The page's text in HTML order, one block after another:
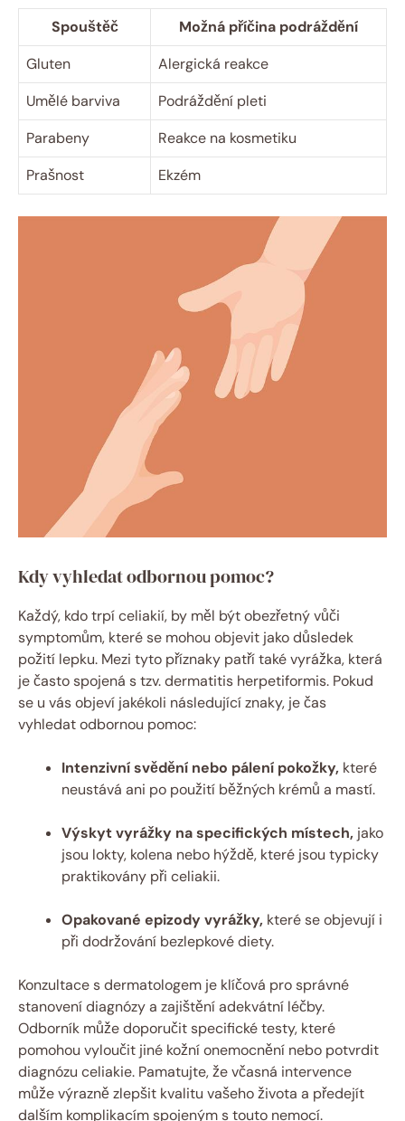
Spouštěč
Možná příčina podráždění
Gluten
Alergická reakce
Umělé barviva
Podráždění pleti
Parabeny
Reakce na kosmetiku
Prašnost
Ekzém
Kdy⁣ vyhledat ‌odbornou ⁣pomoc?
Každý, kdo⁢ trpí celiakií, by ⁢měl být obezřetný⁣ vůči
symptomům, které se‍ mohou objevit jako důsledek ​
požití lepku. Mezi‍ tyto příznaky patří také vyrážka, která
je často spojená s tzv. dermatitis⁢ herpetiformis. ⁤Pokud
⁢se u vás objeví jakékoli následující ‍znaky, ‍je čas
vyhledat odbornou pomoc:
Intenzivní svědění nebo ‌pálení​ pokožky, které
neustává ani po použití běžných krémů a ⁤mastí.
Výskyt vyrážky na specifických místech, jako
jsou lokty, kolena ‌nebo ⁣hýždě, které jsou typicky
praktikovány ⁣při ​celiakii.
Opakované epizody vyrážky, které ⁢se objevují i
při dodržování ⁤bezlepkové diety.
Konzultace⁤ s dermatologem ‌je klíčová ⁣pro správné‍
stanovení diagnózy a⁤ zajištění adekvátní léčby. ​
Odborník ⁤může ⁢doporučit⁢ specifické testy, které
pomohou vyloučit‌ jiné kožní onemocnění nebo potvrdit
diagnózu celiakie. Pamatujte, ​že včasná intervence
může výrazně zlepšit kvalitu vašeho života ⁤a předejít
dalším komplikacím spojeným s touto nemocí.